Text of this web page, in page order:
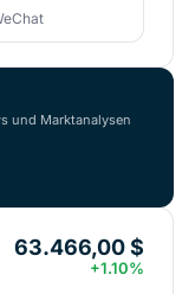
und Marktanalysen
63.466,00 $
+1.10%